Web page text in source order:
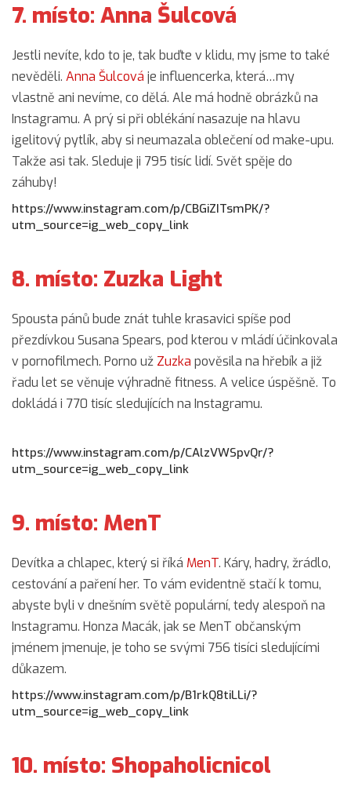
7. místo: Anna Šulcová
Jestli nevíte, kdo to je, tak buďte v klidu, my jsme to také
nevěděli. Anna Šulcová je influencerka, která…my
vlastně ani nevíme, co dělá. Ale má hodně obrázků na
Instagramu. A prý si při oblékání nasazuje na hlavu
igelitový pytlík, aby si neumazala oblečení od make-upu.
Takže asi tak. Sleduje ji 795 tisíc lidí. Svět spěje do
záhuby!
https://www.instagram.com/p/CBGiZITsmPK/?
utm_source=ig_web_copy_link
8. místo: Zuzka Light
Spousta pánů bude znát tuhle krasavici spíše pod
přezdívkou Susana Spears, pod kterou v mládí účinkovala
v pornofilmech. Porno už Zuzka pověsila na hřebík a již
řadu let se věnuje výhradně fitness. A velice úspěšně. To
dokládá i 770 tisíc sledujících na Instagramu.
https://www.instagram.com/p/CAlzVWSpvQr/?
utm_source=ig_web_copy_link
9. místo: MenT
Devítka a chlapec, který si říká MenT. Káry, hadry, žrádlo,
cestování a paření her. To vám evidentně stačí k tomu,
abyste byli v dnešním světě populární, tedy alespoň na
Instagramu. Honza Macák, jak se MenT občanským
jménem jmenuje, je toho se svými 756 tisíci sledujícími
důkazem.
https://www.instagram.com/p/B1rkQ8tiLLi/?
utm_source=ig_web_copy_link
10. místo: Shopaholicnicol